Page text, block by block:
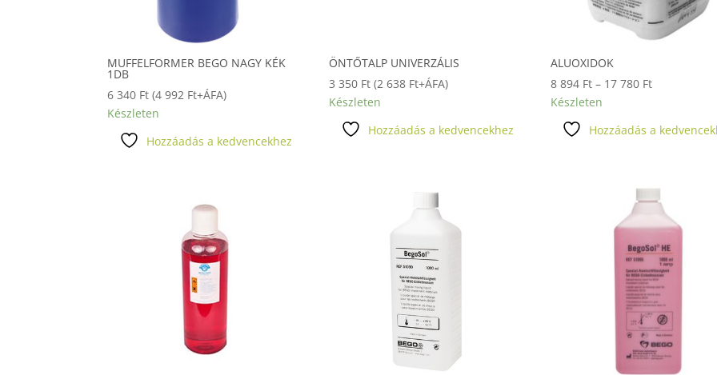
MUFFELFORMER BEGO NAGY KÉK
1DB
6 340 Ft (4 992 Ft+ÁFA)
Készleten
Hozzáadás a kedvencekhez
ÖNTŐTALP UNIVERZÁLIS
3 350 Ft (2 638 Ft+ÁFA)
Készleten
Hozzáadás a kedvencekhez
ALUOXIDOK
8 894 Ft – 17 780 Ft
-
Készleten
Hozzáadás a